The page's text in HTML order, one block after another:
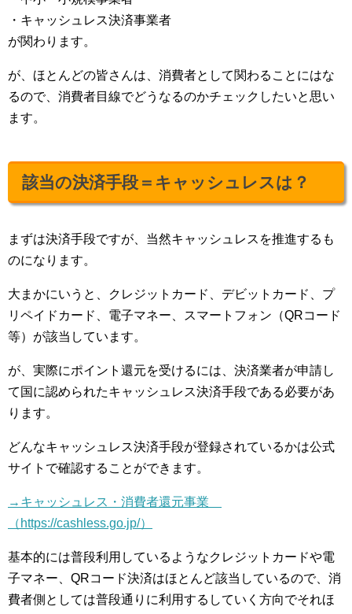
・キャッシュレス決済事業者
が関わります。
が、ほとんどの皆さんは、消費者として関わることにはな
るので、消費者目線でどうなるのかチェックしたいと思い
ます。
該当の決済手段＝キャッシュレスは？
まずは決済手段ですが、当然キャッシュレスを推進するも
のになります。
大まかにいうと、クレジットカード、デビットカード、プ
リペイドカード、電子マネー、スマートフォン（QRコード
等）が該当しています。
が、実際にポイント還元を受けるには、決済業者が申請し
て国に認められたキャッシュレス決済手段である必要があ
ります。
どんなキャッシュレス決済手段が登録されているかは公式
サイトで確認することができます。
→キャッシュレス・消費者還元事業
（https://cashless.go.jp/）
基本的には普段利用しているようなクレジットカードや電
子マネー、QRコード決済はほとんど該当しているので、消
費者側としては普段通りに利用するしていく方向でそれほ